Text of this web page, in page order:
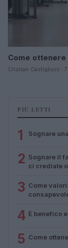
Come
Cristian Castiglioni ·
PIÙ LETTI
1 Sognare
2 Sognare il
ci crediate
3 Come
4 È benefico
5 Come